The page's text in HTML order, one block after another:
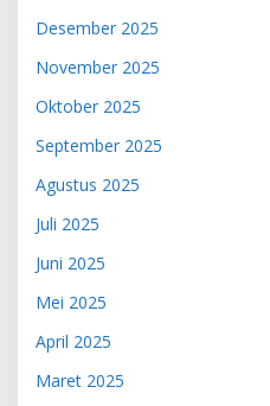
Desember 2025
November 2025
Oktober 2025
September 2025
Agustus 2025
Juli 2025
Juni 2025
Mei 2025
April 2025
Maret 2025